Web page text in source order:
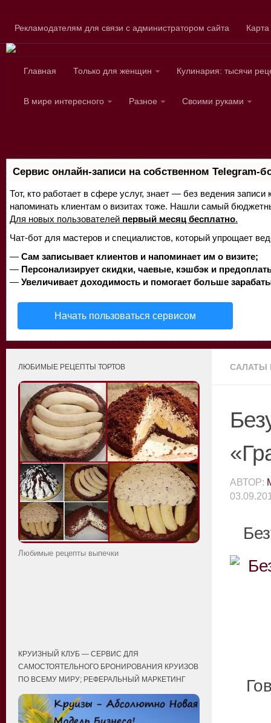
Рекламодателям для связи с администратором сайта
Сайт для
Главная Только для женщин Кулинария: тысячи
В мире интересного Разное Своими руками
Сервис онлайн-записи на собственном Telegram-
Тот, кто работает в сфере услуг, знает — без ведения
напоминать клиентам о визитах тоже. Нашли самый
Для новых пользователей первый месяц бесплатно.
Чат-бот для мастеров и специалистов, который упрощает
— Сам записывает клиентов и напоминает им о визите;
— Персонализирует скидки, чаевые, кэшбэк и
— Увеличивает доходимость и помогает больше
Начать пользоваться сервисом
САЛАТЫ
АВТОР:
ЛЮБИМЫЕ РЕЦЕПТЫ ТОРТОВ
Любимые рецепты выпечки
КРУИЗНЫЙ КЛУБ — СЕРВИС ДЛЯ
САМОСТОЯТЕЛЬНОГО БРОНИРОВАНИЯ КРУИЗОВ
ПО ВСЕМУ МИРУ; РЕФЕРАЛЬНЫЙ МАРКЕТИНГ